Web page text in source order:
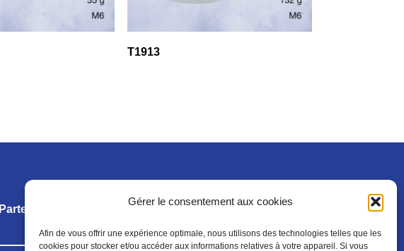
Gérer le consentement aux cookies
Afin de vous offrir une expérience optimale, nous utilisons des technologies telles que les
cookies pour stocker et/ou accéder aux informations relatives à votre appareil. Si vous
T1913
Partenariats Mentions légales